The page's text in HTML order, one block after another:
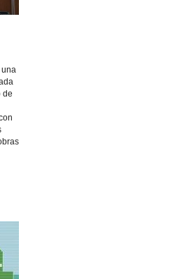
una
de